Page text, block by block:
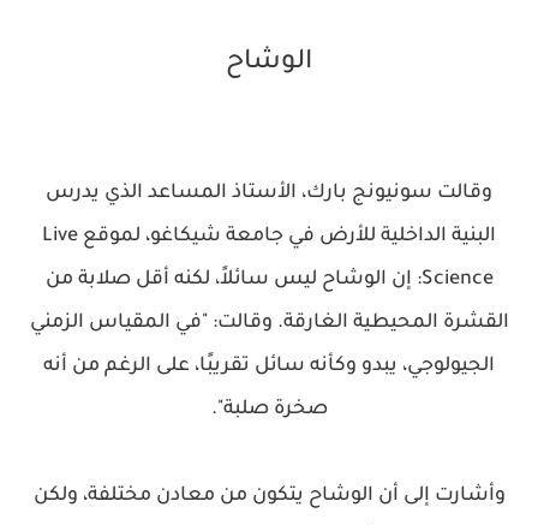
الوشاح
وقالت سونيونج بارك، الأستاذ المساعد الذي يدرس
البنية الداخلية للأرض في جامعة شيكاغو، لموقع Live
Science: إن الوشاح ليس سائلاً، لكنه أقل صلابة من
القشرة المحيطية الغارقة. وقالت: "في المقياس الزمني
الجيولوجي، يبدو وكأنه سائل تقريبًا، على الرغم من أنه
صخرة صلبة".
وأشارت إلى أن الوشاح يتكون من معادن مختلفة، ولكن